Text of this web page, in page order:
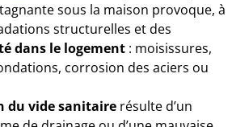
sous la maison provoque, à
structurelles et des
dans le logement : moisissures,
corrosion des aciers ou
du vide sanitaire résulte d’un